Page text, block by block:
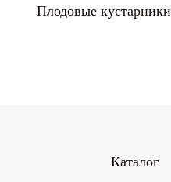
Плодовые кустарники
Каталог